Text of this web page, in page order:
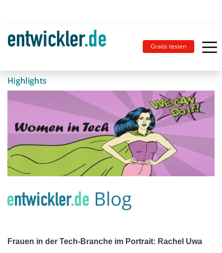
Gratis testen
Highlights
Frauen in der Tech-Branche im Portrait: Rachel Uwa